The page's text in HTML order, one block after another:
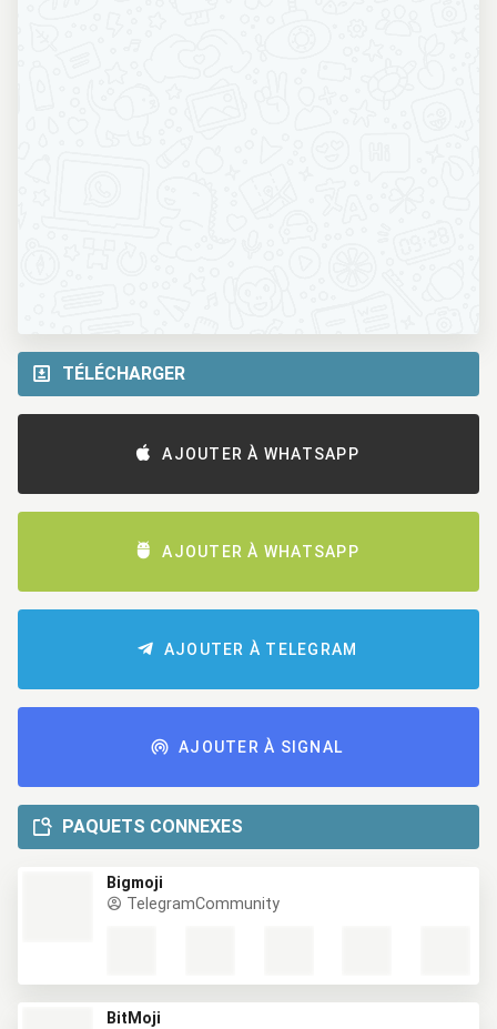
TÉLÉCHARGER
AJOUTER À WHATSAPP
AJOUTER À WHATSAPP
AJOUTER À TELEGRAM
AJOUTER À SIGNAL
PAQUETS CONNEXES
Bigmoji
TelegramCommunity
BitMoji